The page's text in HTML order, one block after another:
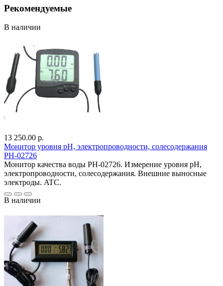
Рекомендуемые
В наличии
13 250.00 р.
Монитор уровня pH, электропроводности, солесодержания
PH-02726
Монитор качества воды PH-02726. Измерение уровня pH,
электропроводности, солесодержания. Внешние выносные
электроды. ATC.
В наличии